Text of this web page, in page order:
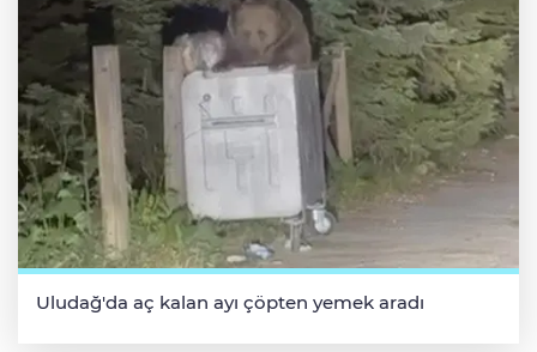
Uludağ'da aç kalan ayı çöpten yemek aradı